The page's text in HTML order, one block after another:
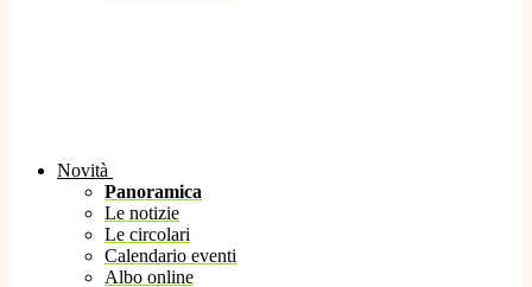
Novità
Panoramica
Le notizie
Le circolari
Calendario eventi
Albo online